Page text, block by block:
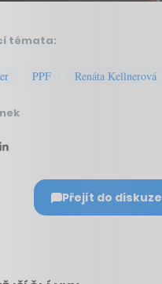
témata:
PPF Renáta Kellnerová
Přejít do diskuze